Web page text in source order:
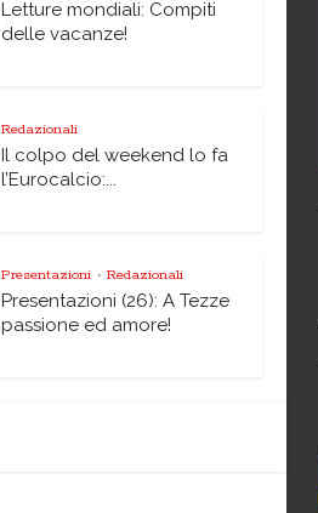
Letture mondiali: Compiti
delle vacanze!
Redazionali
Il colpo del weekend lo fa
l’Eurocalcio:...
Presentazioni • Redazionali
Presentazioni (26): A Tezze
passione ed amore!